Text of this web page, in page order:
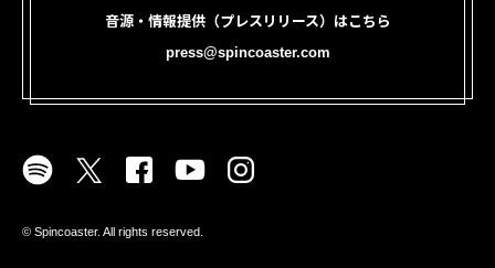
音源・情報提供（プレスリリース）はこちら
press@spincoaster.com
©︎ Spincoaster. All rights reserved.